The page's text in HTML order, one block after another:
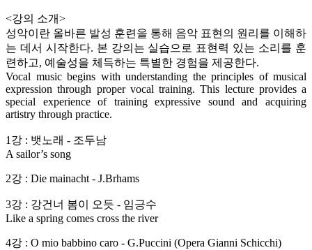
<강의 소개>
성악이란 올바른 발성 훈련을 통해 음악 표현의 원리를 이해하
는 데서 시작한다. 본 강의는 실습으로 표현력 있는 소리를 훈
련하고, 예술성을 체득하는 특별한 경험을 제공한다.
Vocal music begins with understanding the principles of musical
expression through proper vocal training. This lecture provides a
special experience of training expressive sound and acquiring
artistry through practice.
1강 : 뱃노래 - 조두남
A sailor’s song
2강 : Die mainacht - J.Brhams
3강 : 강건너 봄이 오듯 - 임긍수
Like a spring comes cross the river
4강 : O mio babbino caro - G.Puccini (Opera Gianni Schicchi)